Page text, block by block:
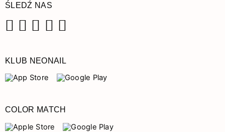
ŚLEDŹ NAS
KLUB NEONAIL
COLOR MATCH